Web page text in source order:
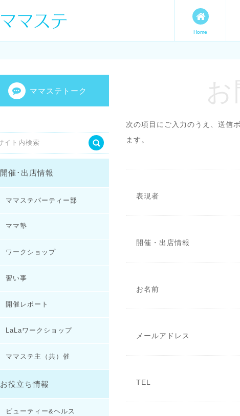
ママの才能発信します。 手づく
Home
次の項目にご入力のうえ、送信
ます。
表現者
開催・出店情報
お名前
メールアドレス
TEL
ママステトーク
開催･出店情報
ママステパーティー部
ママ塾
ワークショップ
習い事
開催レポート
LaLaワークショップ
ママステ主（共）催
お役立ち情報
ビューティー&ヘルス